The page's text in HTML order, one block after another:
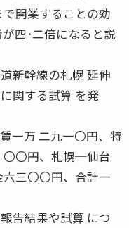
開業することの効
四･二倍になると説
新幹線の札幌 延伸
関する試算 を発
一万 二九一〇円、特
〇〇円、札幌─仙台
三〇〇円、合計一
告結果や試算 につ